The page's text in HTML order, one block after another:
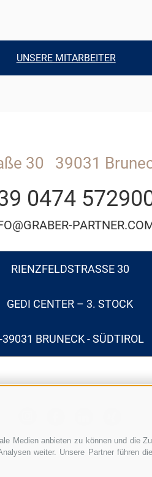
Medien anbieten zu können und die
weiter. Unsere Partner führen
UNSERE MITARBEITER
30 39031
0474
RIENZFELDSTRASSE 30
GEDI CENTER – 3. STOCK
39031 BRUNECK - SÜDTIROL